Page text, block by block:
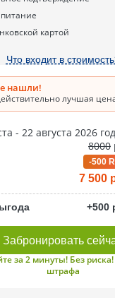
картой
Что входит в
нашли!
лучшая
- 22 августа 2026 год
8000
-500
7 500
+500
Забронировать
за 2 минуты! Без
штрафа